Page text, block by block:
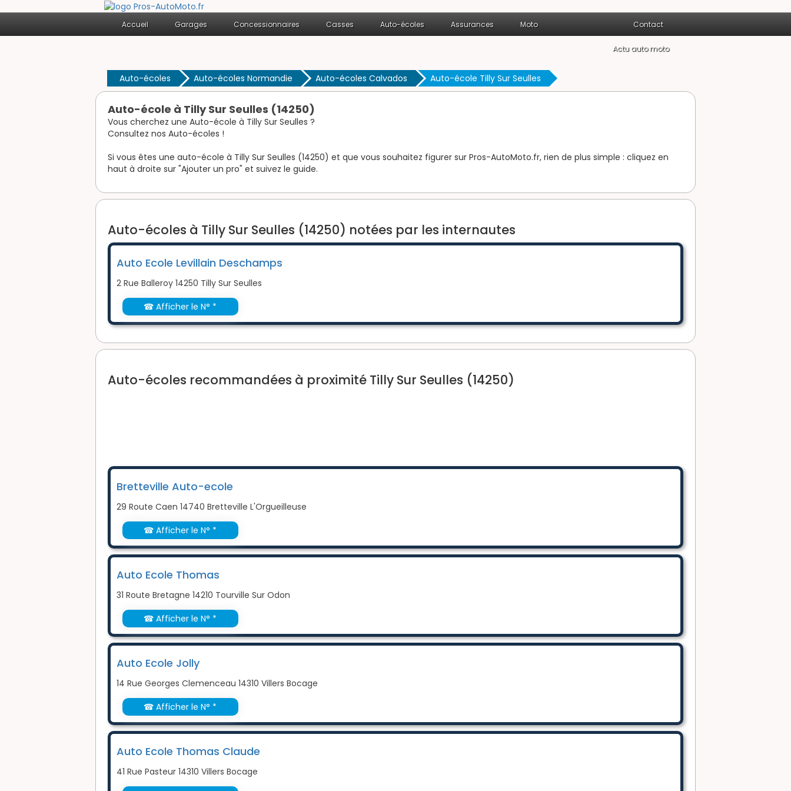
Accueil Garages Concessionnaires Casses Auto-écoles Assurances Moto Contact
Actu auto moto
Auto-écoles Auto-écoles Normandie Auto-écoles Calvados Auto-école Tilly Sur Seulles
Auto-école à Tilly Sur Seulles (14250)
Vous cherchez une Auto-école à Tilly Sur Seulles ?
Consultez nos Auto-écoles !
Si vous êtes une auto-école à Tilly Sur Seulles (14250) et que vous souhaitez figurer sur Pros-AutoMoto.fr, rien de plus simple : cliquez en
haut à droite sur "Ajouter un pro" et suivez le guide.
Auto-écoles à Tilly Sur Seulles (14250) notées par les internautes
Auto Ecole Levillain Deschamps
2 Rue Balleroy 14250 Tilly Sur Seulles
☎ Afficher le N° *
Auto-écoles recommandées à proximité Tilly Sur Seulles (14250)
Bretteville Auto-ecole
29 Route Caen 14740 Bretteville L'Orgueilleuse
☎ Afficher le N° *
Auto Ecole Thomas
31 Route Bretagne 14210 Tourville Sur Odon
☎ Afficher le N° *
Auto Ecole Jolly
14 Rue Georges Clemenceau 14310 Villers Bocage
☎ Afficher le N° *
Auto Ecole Thomas Claude
41 Rue Pasteur 14310 Villers Bocage